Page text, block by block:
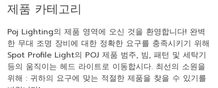
제품 카테고리
Poj Lighting의 제품 영역에 오신 것을 환영합니다! 완벽
한 무대 조명 장비에 대한 정확한 요구를 충족시키기 위해
Spot Profile Light의 POJ 제품 범주, 빔, 패턴 및 세탁기
등의 움직이는 헤드 라이트로 이동합시다. 최선의 소원을
위해 : 귀하의 요구에 맞는 적절한 제품을 찾을 수 있기를